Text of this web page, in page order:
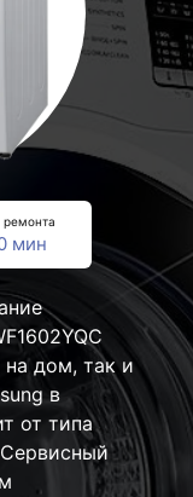
мин
дом, так и
в
от типа